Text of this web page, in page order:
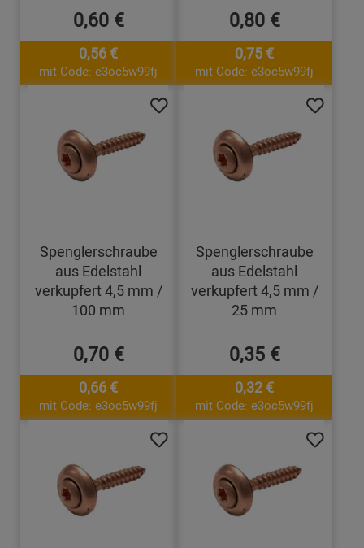
0,60 €
0,56 €
mit Code: e3oc5w99fj
0,80 €
0,75 €
mit Code: e3oc5w99fj
Spenglerschraube
aus Edelstahl
verkupfert 4,5 mm /
100 mm
0,70 €
0,66 €
mit Code: e3oc5w99fj
Spenglerschraube
aus Edelstahl
verkupfert 4,5 mm /
25 mm
0,35 €
0,32 €
mit Code: e3oc5w99fj